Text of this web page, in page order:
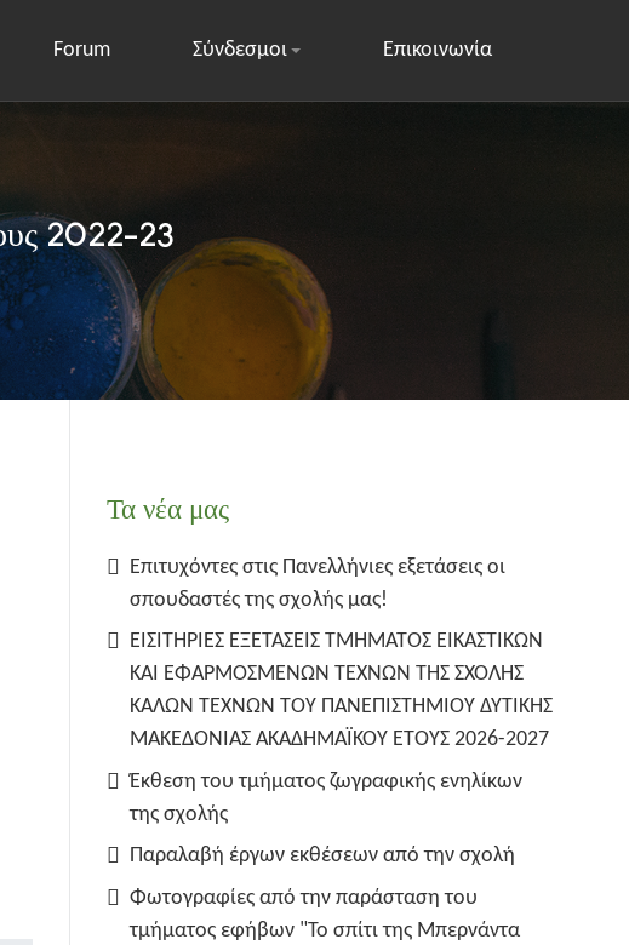
Forum Σύνδεσμοι Επικοινωνία
2022-23
Τα νέα μας
Επιτυχόντες στις Πανελλήνιες εξετάσεις οι
σπουδαστές της σχολής μας!
ΕΙΣΙΤΗΡΙΕΣ ΕΞΕΤΑΣΕΙΣ ΤΜΗΜΑΤΟΣ ΕΙΚΑΣΤΙΚΩΝ
ΚΑΙ ΕΦΑΡΜΟΣΜΕΝΩΝ ΤΕΧΝΩΝ ΤΗΣ ΣΧΟΛΗΣ
ΚΑΛΩΝ ΤΕΧΝΩΝ ΤΟΥ ΠΑΝΕΠΙΣΤΗΜΙΟΥ ΔΥΤΙΚΗΣ
ΜΑΚΕΔΟΝΙΑΣ ΑΚΑΔΗΜΑΪΚΟΥ ΕΤΟΥΣ 2026-2027
Έκθεση του τμήματος ζωγραφικής ενηλίκων
της σχολής
Παραλαβή έργων εκθέσεων από την σχολή
Φωτογραφίες από την παράσταση του
τμήματος εφήβων "Το σπίτι της Μπερνάντα